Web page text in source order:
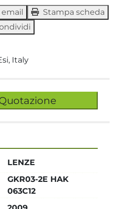
Stampa scheda
Italy
LENZE
GKR03-2E HAK
063C12